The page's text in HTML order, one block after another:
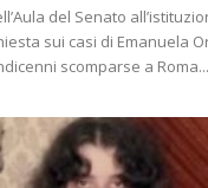
del Senato
sui casi di Emanuela
scomparse a Roma...